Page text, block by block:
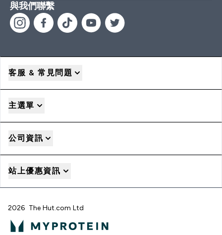
與我們聯繫
客服 & 常見問題
主選單
公司資訊
站上優惠資訊
2026 The Hut.com Ltd